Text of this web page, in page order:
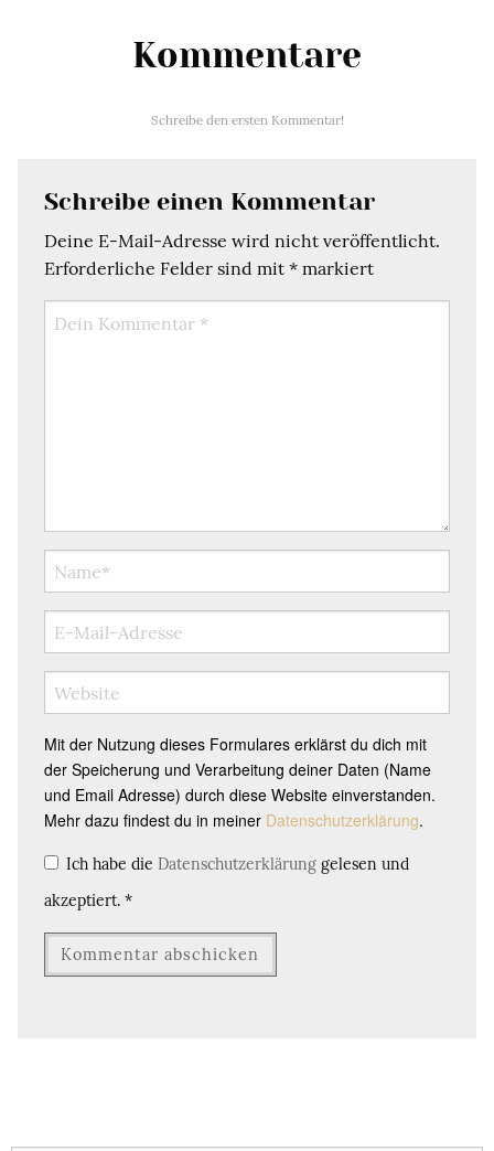
Kommentare
Schreibe den ersten Kommentar!
Schreibe einen Kommentar
Deine E-Mail-Adresse wird nicht veröffentlicht.
Erforderliche Felder sind mit * markiert
Mit der Nutzung dieses Formulares erklärst du dich mit
der Speicherung und Verarbeitung deiner Daten (Name
und Email Adresse) durch diese Website einverstanden.
Mehr dazu findest du in meiner Datenschutzerklärung.
Ich habe die Datenschutzerklärung gelesen und
akzeptiert. *